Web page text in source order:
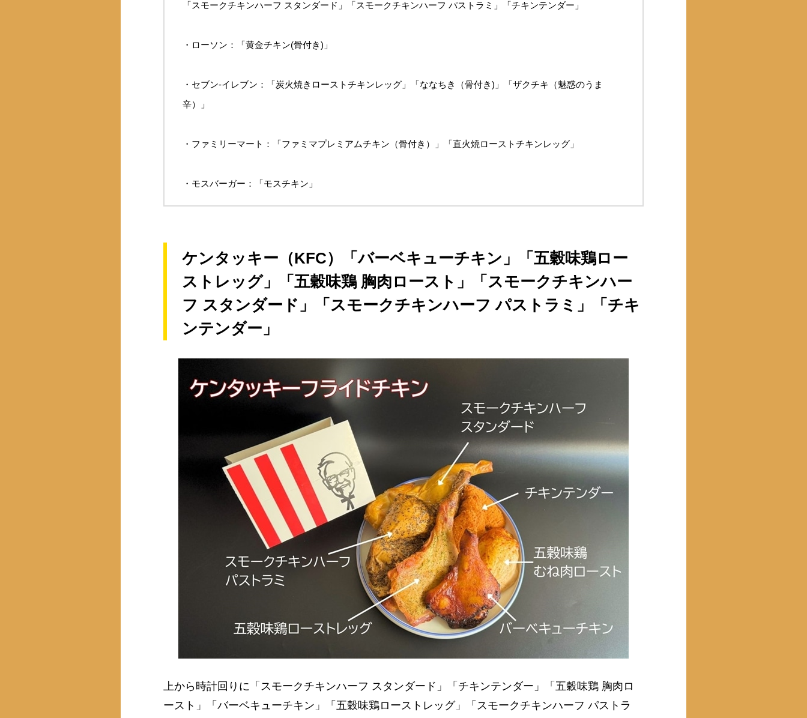
「スモークチキンハーフ スタンダード」「スモークチキンハーフ パストラミ」「チキンテンダー」
・ローソン：「黄金チキン(骨付き)」
・セブン-イレブン：「炭火焼きローストチキンレッグ」「ななちき（骨付き)」「ザクチキ（魅惑のうま
辛）」
・ファミリーマート：「ファミマプレミアムチキン（骨付き）」「直火焼ローストチキンレッグ」
・モスバーガー：「モスチキン」
ケンタッキー（KFC）「バーベキューチキン」「五穀味鶏ロー
ストレッグ」「五穀味鶏 胸肉ロースト」「スモークチキンハー
フ スタンダード」「スモークチキンハーフ パストラミ」「チキ
ンテンダー」
上から時計回りに「スモークチキンハーフ スタンダード」「チキンテンダー」「五穀味鶏 胸肉ロ
ースト」「バーベキューチキン」「五穀味鶏ローストレッグ」「スモークチキンハーフ パストラ